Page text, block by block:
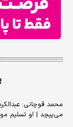
محمد قوچانی:
می‌پیچد | او تسلیم